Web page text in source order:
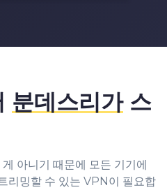
분데스리가스
아니기 때문에 모든 기기에
리밍할 수 있는 VPN이 필요합